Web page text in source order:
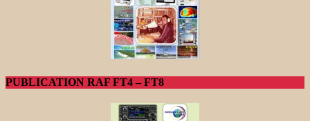
PUBLICATION RAF FT4 – FT8